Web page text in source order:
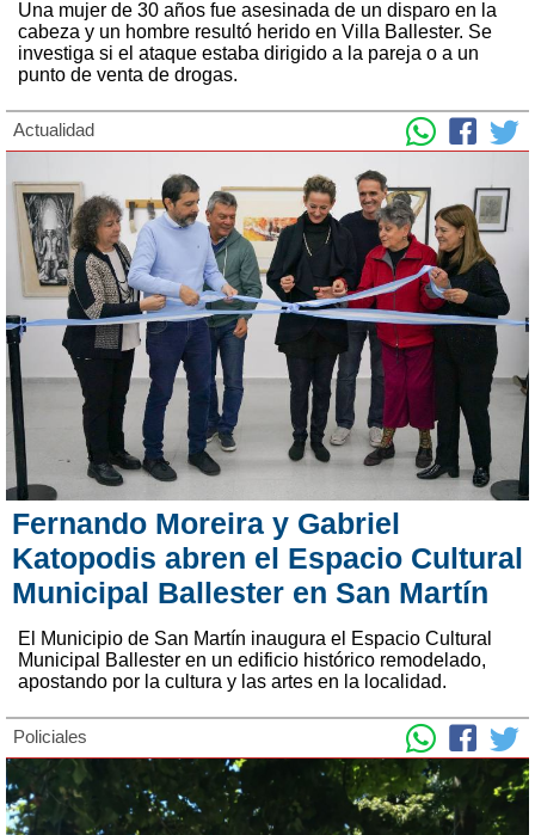
Una mujer de 30 años fue asesinada de un disparo en la
cabeza y un hombre resultó herido en Villa Ballester. Se
investiga si el ataque estaba dirigido a la pareja o a un
punto de venta de drogas.
Actualidad
Fernando Moreira y Gabriel
Katopodis abren el Espacio Cultural
Municipal Ballester en San Martín
El Municipio de San Martín inaugura el Espacio Cultural
Municipal Ballester en un edificio histórico remodelado,
apostando por la cultura y las artes en la localidad.
Policiales